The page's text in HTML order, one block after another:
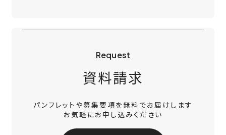
Request
資料請求
パンフレットや募集要項を無料でお届けします
お気軽にお申し込みください